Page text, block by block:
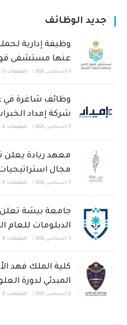
جديد الوظائف
وظيفة إدارية
عنها مستشفى
9 أغسطس، 2026 / التعليقات: 0
وظائف شاغرة في
شركة إمداد
9 أغسطس، 2026 / التعليقات: 0
معهد ريادة يعلن
مجال
9 أغسطس، 2026 / التعليقات: 0
جامعة بيشة تعلن
الدبلومات للعام
9 أغسطس، 2026 / التعليقات: 0
كلية الملك فهد
المبدئي لدورة
8 أغسطس، 2026 / التعليقات: 0